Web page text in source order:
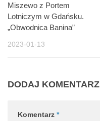
Miszewo z Portem
Lotniczym w Gdańsku.
„Obwodnica Banina”
2023-01-13
DODAJ KOMENTARZ
Komentarz *